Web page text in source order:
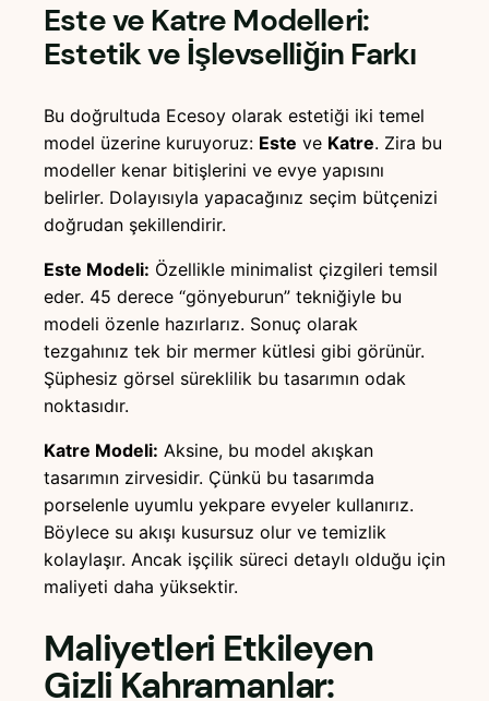
Este ve Katre Modelleri:
Estetik ve İşlevselliğin Farkı
Bu doğrultuda Ecesoy olarak estetiği iki temel
model üzerine kuruyoruz: Este ve Katre. Zira bu
modeller kenar bitişlerini ve evye yapısını
belirler. Dolayısıyla yapacağınız seçim bütçenizi
doğrudan şekillendirir.
Este Modeli: Özellikle minimalist çizgileri temsil
eder. 45 derece “gönyeburun” tekniğiyle bu
modeli özenle hazırlarız. Sonuç olarak
tezgahınız tek bir mermer kütlesi gibi görünür.
Şüphesiz görsel süreklilik bu tasarımın odak
noktasıdır.
Katre Modeli: Aksine, bu model akışkan
tasarımın zirvesidir. Çünkü bu tasarımda
porselenle uyumlu yekpare evyeler kullanırız.
Böylece su akışı kusursuz olur ve temizlik
kolaylaşır. Ancak işçilik süreci detaylı olduğu için
maliyeti daha yüksektir.
Maliyetleri Etkileyen
Gizli Kahramanlar: